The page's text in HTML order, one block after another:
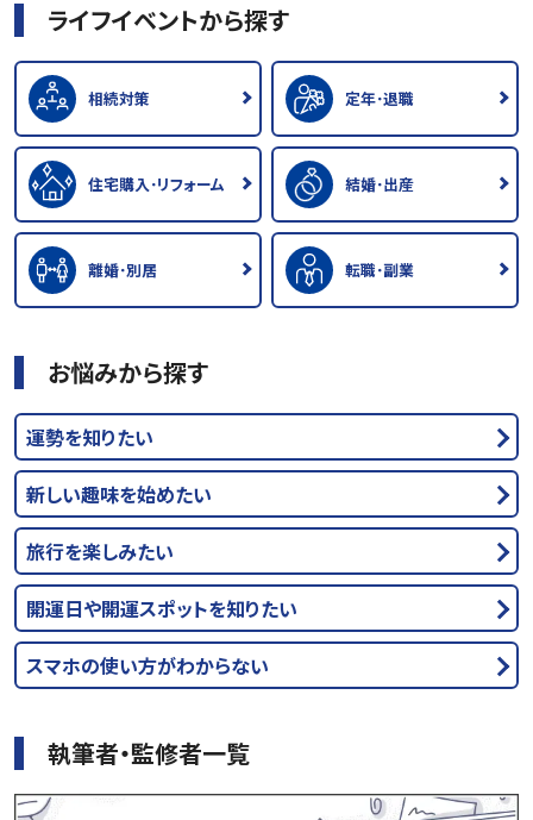
ライフイベントから探す
相続対策 定年･退職
住宅購入･リフォーム 結婚･出産
離婚･別居 転職･副業
お悩みから探す
運勢を知りたい
新しい趣味を始めたい
旅行を楽しみたい
開運日や開運スポットを知りたい
スマホの使い方がわからない
執筆者・監修者一覧